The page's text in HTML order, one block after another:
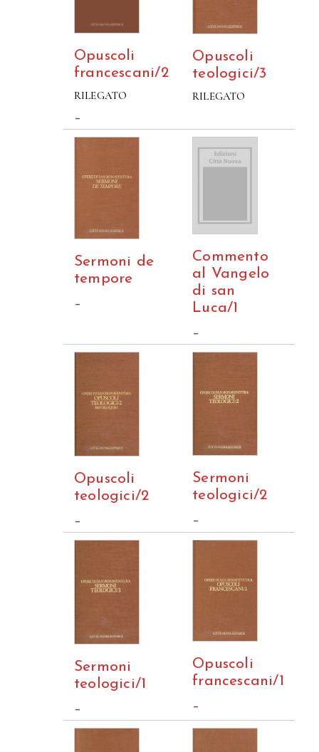
Opuscoli
francescani/2
RILEGATO
–
Opuscoli
teologici/3
RILEGATO
Sermoni de
tempore
–
Commento
al Vangelo
di san
Luca/1
–
Opuscoli
teologici/2
–
Sermoni
teologici/2
–
Sermoni
teologici/1
–
Opuscoli
francescani/1
–